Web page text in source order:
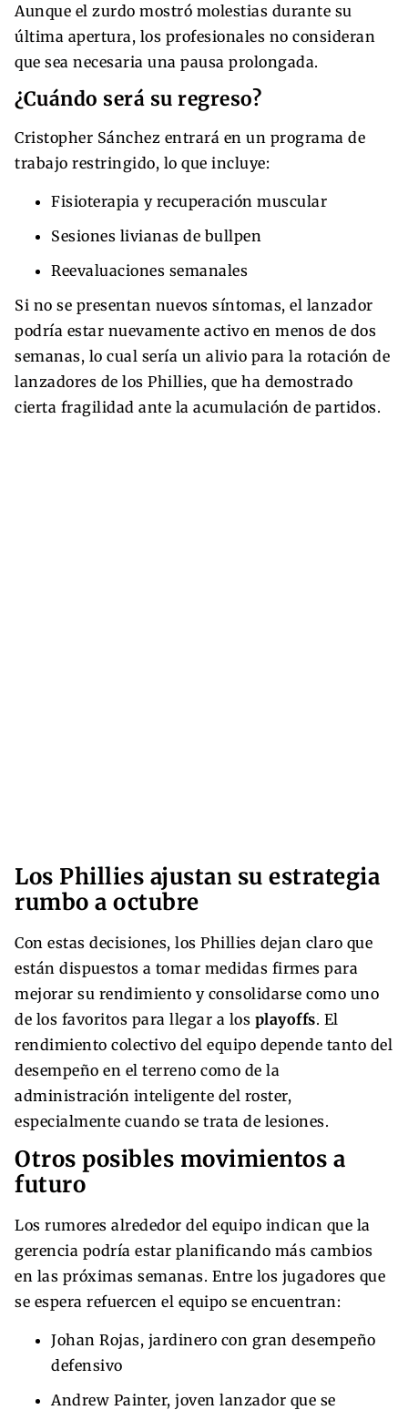
Aunque el zurdo mostró molestias durante su
última apertura, los profesionales no consideran
que sea necesaria una pausa prolongada.
¿Cuándo será su regreso?
Cristopher Sánchez entrará en un programa de
trabajo restringido, lo que incluye:
Fisioterapia y recuperación muscular
Sesiones livianas de bullpen
Reevaluaciones semanales
Si no se presentan nuevos síntomas, el lanzador
podría estar nuevamente activo en menos de dos
semanas, lo cual sería un alivio para la rotación de
lanzadores de los Phillies, que ha demostrado
cierta fragilidad ante la acumulación de partidos.
Los Phillies ajustan su estrategia
rumbo a octubre
Con estas decisiones, los Phillies dejan claro que
están dispuestos a tomar medidas firmes para
mejorar su rendimiento y consolidarse como uno
de los favoritos para llegar a los playoffs. El
rendimiento colectivo del equipo depende tanto del
desempeño en el terreno como de la
administración inteligente del roster,
especialmente cuando se trata de lesiones.
Otros posibles movimientos a
futuro
Los rumores alrededor del equipo indican que la
gerencia podría estar planificando más cambios
en las próximas semanas. Entre los jugadores que
se espera refuercen el equipo se encuentran:
Johan Rojas, jardinero con gran desempeño
defensivo
Andrew Painter, joven lanzador que se